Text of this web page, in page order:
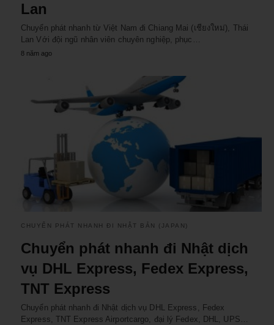
Lan
Chuyển phát nhanh từ Việt Nam đi Chiang Mai (เชียงใหม่), Thái
Lan Với đội ngũ nhân viên chuyên nghiệp, phục…
8 năm ago
CHUYỂN PHÁT NHANH ĐI NHẬT BẢN (JAPAN)
Chuyển phát nhanh đi Nhật dịch
vụ DHL Express, Fedex Express,
TNT Express
Chuyển phát nhanh đi Nhật dịch vụ DHL Express, Fedex
Express, TNT Express Airportcargo, đại lý Fedex, DHL, UPS…